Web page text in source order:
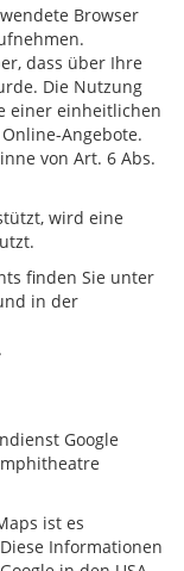
Browser
dass über Ihre
Die Nutzung
einer einheitlichen
Angebote.
von Art. 6 Abs.
wird eine
finden Sie unter
in der
.
Google
ist es
Informationen